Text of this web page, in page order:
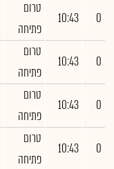
0
10:43
טרום
פתיחה
0
10:43
טרום
פתיחה
0
10:43
טרום
פתיחה
0
10:43
טרום
פתיחה